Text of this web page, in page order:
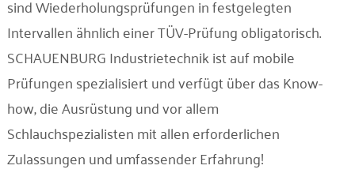
sind Wiederholungsprüfungen in festgelegten
Intervallen ähnlich einer TÜV-Prüfung obligatorisch.
SCHAUENBURG Industrietechnik ist auf mobile
Prüfungen spezialisiert und verfügt über das Know-
how, die Ausrüstung und vor allem
Schlauchspezialisten mit allen erforderlichen
Zulassungen und umfassender Erfahrung!